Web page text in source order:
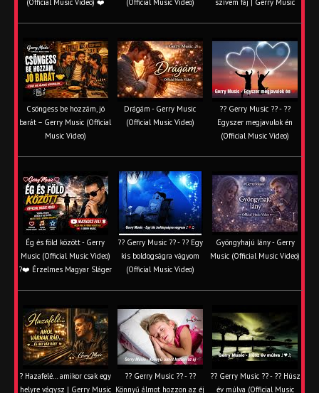
Csöngess be hozzám, jó
barát – Gerry Music (Official
Music Video)
Drágám - Gerry Music
(Official Music Video)
?? Gerry Music ?? - ??
Egyszer megjavulok én
(Official Music Video)
Ég és föld között - Gerry
Music (Official Music Video)
?❤️ Érzelmes Magyar Sláger
?? Gerry Music ?? - ?? Egy
kis boldogságra vágyom
(Official Music Video)
Gyöngyhajú lány - Gerry
Music (Official Music Video)
? Hazafelé… amikor csak egy
helyre vágysz | Gerry Music
?? Gerry Music ?? - ??
Könnyű álmot hozzon az éj
?? Gerry Music ?? - ?? Húsz
év múlva (Official Music